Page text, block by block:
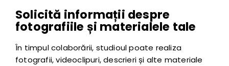
Solicită informații despre
fotografiile și materialele tale
În timpul colaborării, studioul poate realiza
fotografii, videoclipuri, descrieri și alte materiale